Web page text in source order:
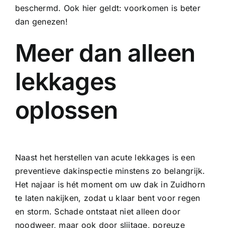
beschermd. Ook hier geldt: voorkomen is beter
dan genezen!
Meer dan alleen
lekkages
oplossen
Naast het herstellen van acute lekkages is een
preventieve dakinspectie minstens zo belangrijk.
Het najaar is hét moment om uw dak in Zuidhorn
te laten nakijken, zodat u klaar bent voor regen
en storm. Schade ontstaat niet alleen door
noodweer, maar ook door slijtage, poreuze